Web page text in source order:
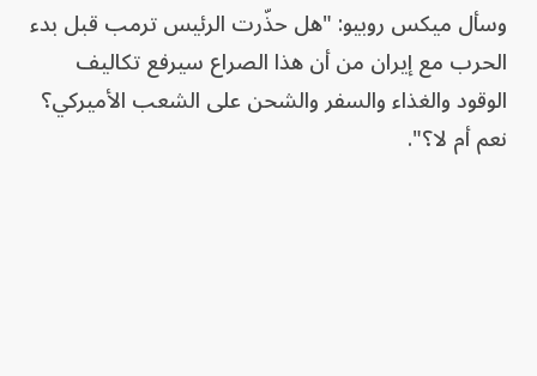
وسأل ميكس روبيو: "هل حذّرت الرئيس ترمب قبل بدء
الحرب مع إيران من أن هذا الصراع سيرفع تكاليف
الوقود والغذاء والسفر والشحن على الشعب الأميركي؟
نعم أم لا؟".